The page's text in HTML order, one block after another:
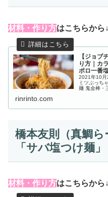
材料・作り方はこちらから↓
【ジョブ
り方｜カ
ポロ一番
2021年10月
ミツぶっち
麺 鬼金棒・
rinrinto.com
橋本友則（真鯛
「サバ塩つけ麺」
材料・作り方はこちらから↓